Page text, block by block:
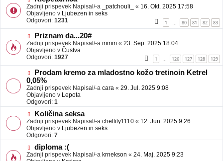
j
a
v
e
o
v
e
b
a
v
e
Zadnji prispevek Napisal/-a _patchouli_ « 16. Okt. 2025 17:58
Objavljeno v Ljubezen in seks
Odgovori: 1231 1 80 81 82 83
N
o
v
e
o
b
j
a
v
e
Priznam da...20#
Zadnji prispevek Napisal/-a mmm « 23. Sep. 2025 18:04
Objavljeno v Čustva
Odgovori: 1927 1 126 127 128 129
N
o
v
e
o
b
a
v
e
Prodam kremo za mladostno kožo tretinoin Ketrel
0,05%
Zadnji prispevek Napisal/-a cara « 29. Jul. 2025 9:08
Objavljeno v Lepota
Odgovori: 1
N
o
v
e
o
b
j
Količina seksa
Zadnji prispevek Napisal/-a chellily1110 « 12. Jun. 2025 9:26
Objavljeno v Ljubezen in seks
Odgovori: 7
N
o
diploma :(
Zadnji prispevek Napisal/-a krnekson « 24. Maj. 2025 9:23